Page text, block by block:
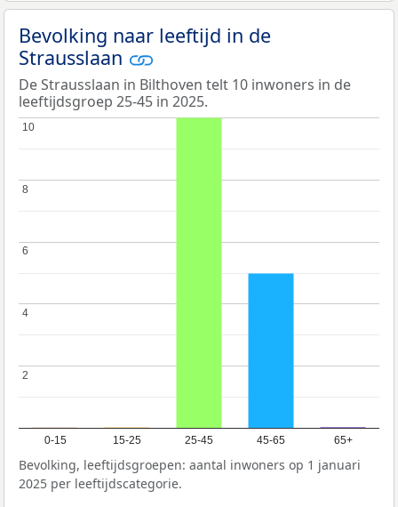
Bevolking naar leeftijd in de
Strausslaan
De Strausslaan in Bilthoven telt 10 inwoners in de
leeftijdsgroep 25-45 in 2025.
0-15 15-25 25-45 45-65 65+
2
2
4
4
6
6
8
8
10
10
Bevolking, leeftijdsgroepen: aantal inwoners op 1 januari
2025 per leeftijdscategorie.